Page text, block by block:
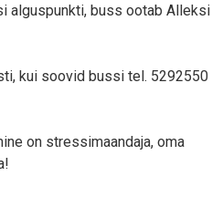
alguspunkti, buss ootab Alleksi
kui soovid bussi tel. 5292550
on stressimaandaja, oma